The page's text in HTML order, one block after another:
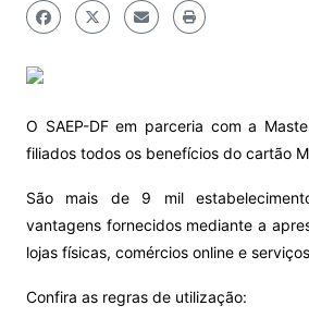
O SAEP-DF em parceria com a
filiados todos os benefícios do cartão
São mais de 9 mil
vantagens fornecidos mediante a
lojas físicas, comércios online e
Confira as regras de utilização: